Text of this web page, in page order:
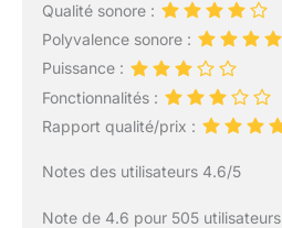
Qualité sonore :
Polyvalence sonore :
Puissance :
Fonctionnalités :
Rapport qualité/prix :
Notes des utilisateurs 4.6/5
Note de 4.6 pour 505 utilisateurs